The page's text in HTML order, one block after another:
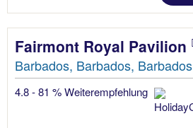
Fairmont Royal Pavilion
Barbados, Barbados, Barbados
4.8 - 81 % Weiterempfehlung